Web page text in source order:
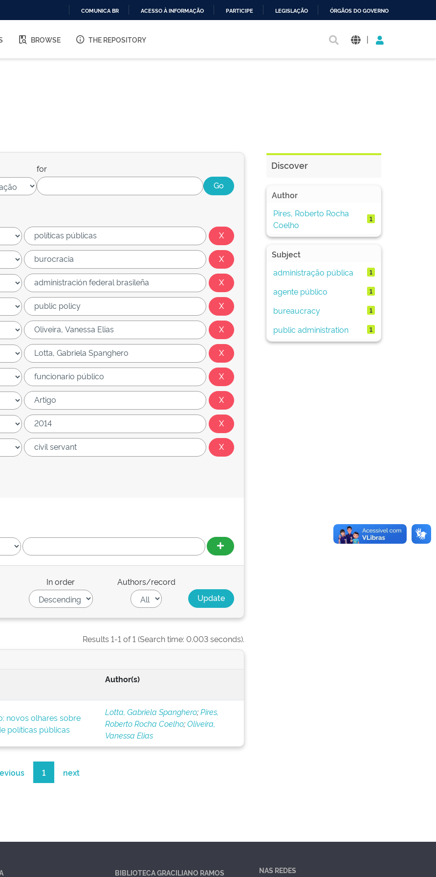
O
COMUNICA BR ACESSO À INFORMAÇÃO PARTICIPE LEGISLAÇÃO ÓRGÃOS DO GOVERNO
BROWSE THE REPOSITORY |
for
In order Authors/record
Results 1-1 of 1 (Search time: 0.003 seconds).
Author(s)
novos olhares sobre
políticas públicas
Lotta, Gabriela Spanghero;Pires,
Roberto Rocha Coelho;Oliveira,
Vanessa Elias
1 next
Discover
Author
Pires, Roberto Rocha
Coelho
1
Subject
administração pública
1
agente público 1
bureaucracy 1
public administration 1
BIBLIOTECA GRACILIANO RAMOS NAS REDES